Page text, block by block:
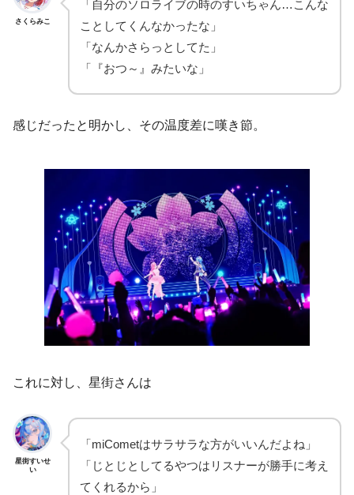
さくらみこ
「自分のソロライブの時のすいちゃん…こんな
ことしてくんなかったな」
「なんかさらっとしてた」
「『おつ～』みたいな」
感じだったと明かし、その温度差に嘆き節。
これに対し、星街さんは
星街すいせ
い
「miCometはサラサラな方がいいんだよね」
「じとじとしてるやつはリスナーが勝手に考え
てくれるから」